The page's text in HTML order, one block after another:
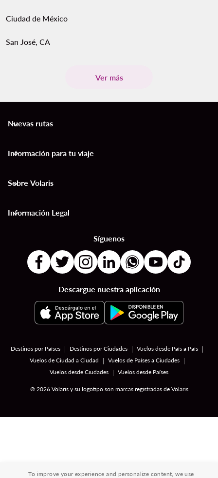
Ciudad de México
San José, CA
Ver más
Nuevas rutas
keyboard_arrow_down
Información para tu viaje
keyboard_arrow_down
Sobre Volaris
keyboard_arrow_down
Información Legal
keyboard_arrow_down
Síguenos
Descargue nuestra aplicación
Destinos por Países | Destinos por Ciudades | Vuelos desde País a País |
Vuelos de Ciudad a Ciudad | Vuelos de Países a Ciudades |
Vuelos desde Ciudades | Vuelos desde Países
® 2026 Volaris y su logotipo son marcas registradas de Volaris
To improve your experience and personalize content, we use